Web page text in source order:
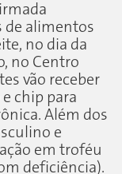
de alimentos
no dia da
no Centro
vão receber
chip para
Além dos
e
em troféu
deficiência).